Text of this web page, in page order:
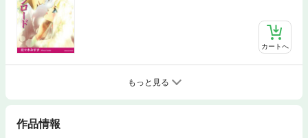
カートへ
もっと見る
作品情報